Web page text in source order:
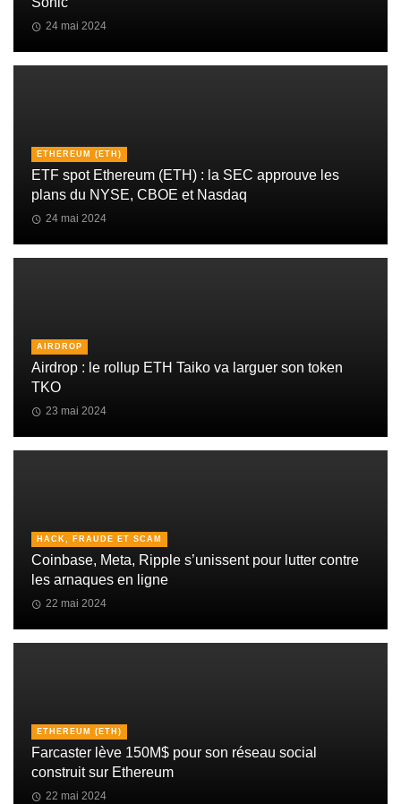
24 mai 2024
ETHEREUM (ETH)
ETF spot Ethereum (ETH) : la SEC approuve les
plans du NYSE, CBOE et Nasdaq
24 mai 2024
AIRDROP
Airdrop : le rollup ETH Taiko va larguer son token
TKO
23 mai 2024
HACK, FRAUDE ET SCAM
Coinbase, Meta, Ripple s’unissent pour lutter contre
les arnaques en ligne
22 mai 2024
ETHEREUM (ETH)
Farcaster lève 150M$ pour son réseau social
construit sur Ethereum
22 mai 2024